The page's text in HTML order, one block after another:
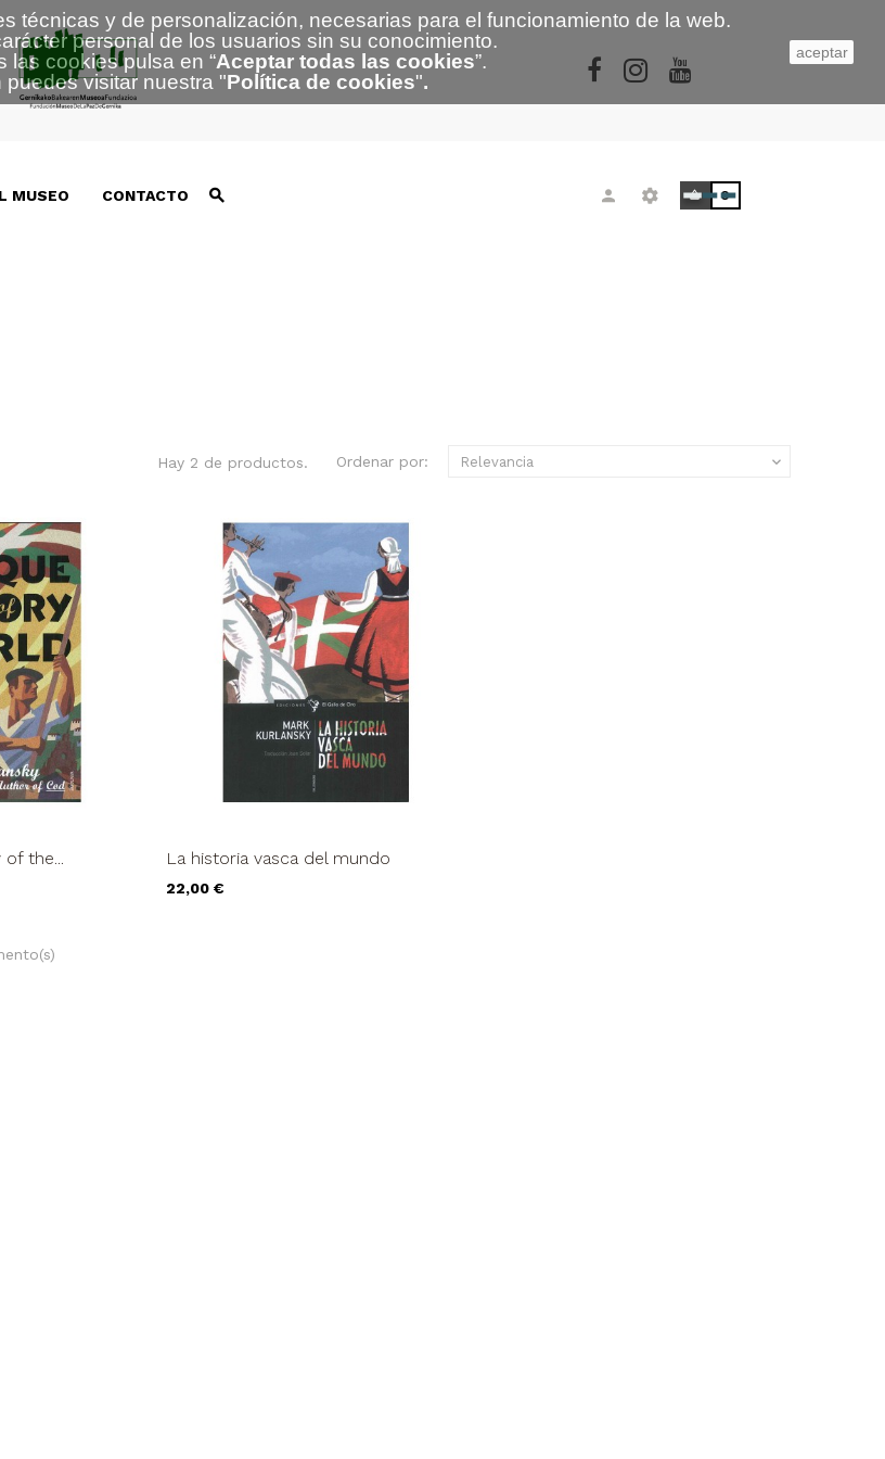
MUSEO CONTACTO 0
Hay 2 de productos. Ordenar por: Relevancia 
the... La historia vasca del mundo
Precio
22,00 €
técnicas y de personalización, necesarias para el funcionamiento de la web.
personal de los usuarios sin su conocimiento.
las cookies pulsa en “Aceptar todas las cookies”.
visitar nuestra "Política de cookies".
aceptar